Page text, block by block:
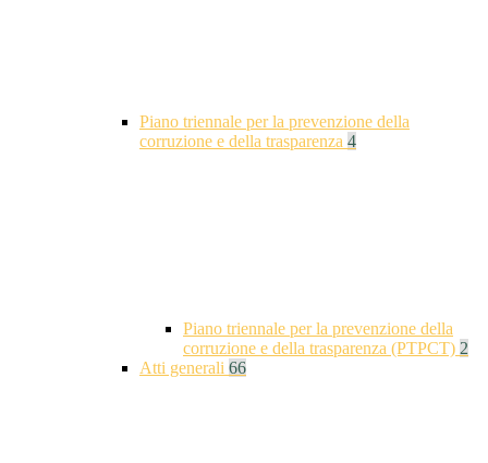
Piano triennale per la prevenzione della
corruzione e della trasparenza 4
Piano triennale per la prevenzione della
corruzione e della trasparenza (PTPCT) 2
Atti generali 66